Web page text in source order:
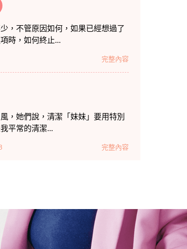
，不管原因如何，如果已經想過了
時，如何終止...
完整內容
，她們說，清潔「妹妹」要用特別
平常的清潔...
完整內容